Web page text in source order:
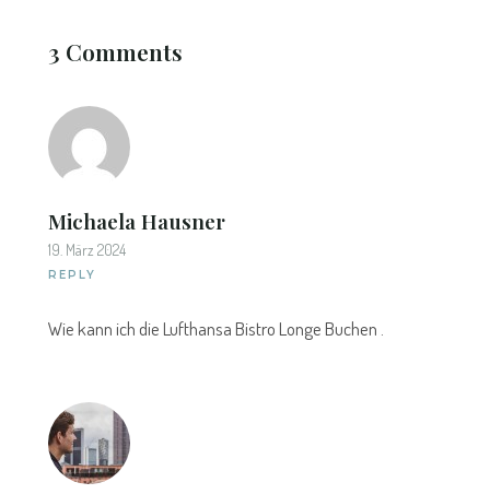
3 Comments
Michaela Hausner
19. März 2024
REPLY
Wie kann ich die Lufthansa Bistro Longe Buchen .